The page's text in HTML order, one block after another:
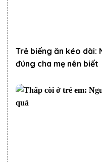
Trẻ biếng ăn kéo dài:
đúng cha mẹ nên biết